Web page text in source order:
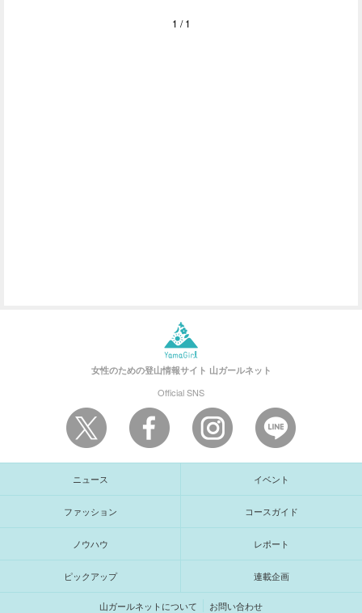
1 / 1
女性のための登山情報サイト 山ガールネット
Official SNS
ニュース イベント
ファッション コースガイド
ノウハウ レポート
ピックアップ 連載企画
山ガールネットについて お問い合わせ